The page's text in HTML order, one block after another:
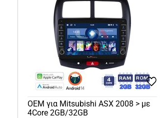
OEM για Mitsubishi ASX 2008 > με
4Core 2GB/32GB